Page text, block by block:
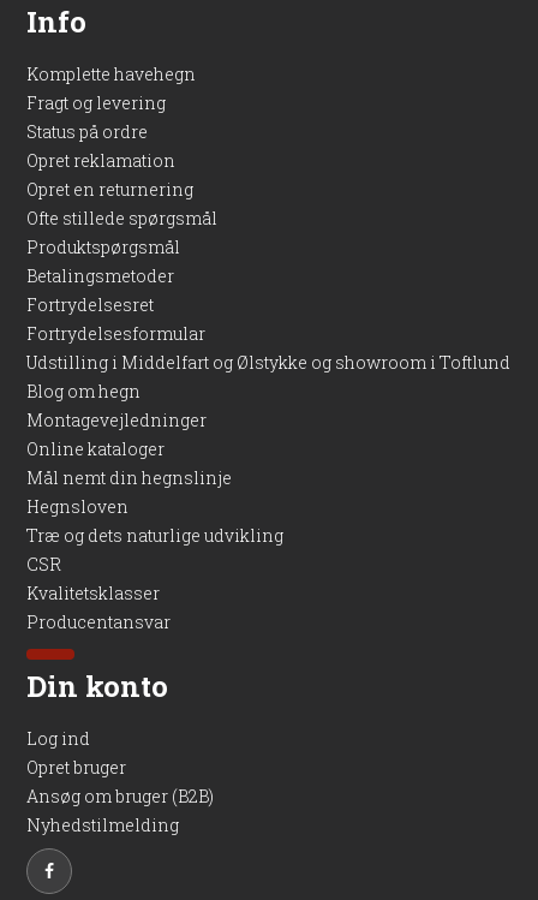
Info
Komplette havehegn
Fragt og levering
Status på ordre
Opret reklamation
Opret en returnering
Ofte stillede spørgsmål
Produktspørgsmål
Betalingsmetoder
Fortrydelsesret
Fortrydelsesformular
Udstilling i Middelfart og Ølstykke og showroom i Toftlund
Blog om hegn
Montagevejledninger
Online kataloger
Mål nemt din hegnslinje
Hegnsloven
Træ og dets naturlige udvikling
CSR
Kvalitetsklasser
Producentansvar
Din konto
Log ind
Opret bruger
Ansøg om bruger (B2B)
Nyhedstilmelding